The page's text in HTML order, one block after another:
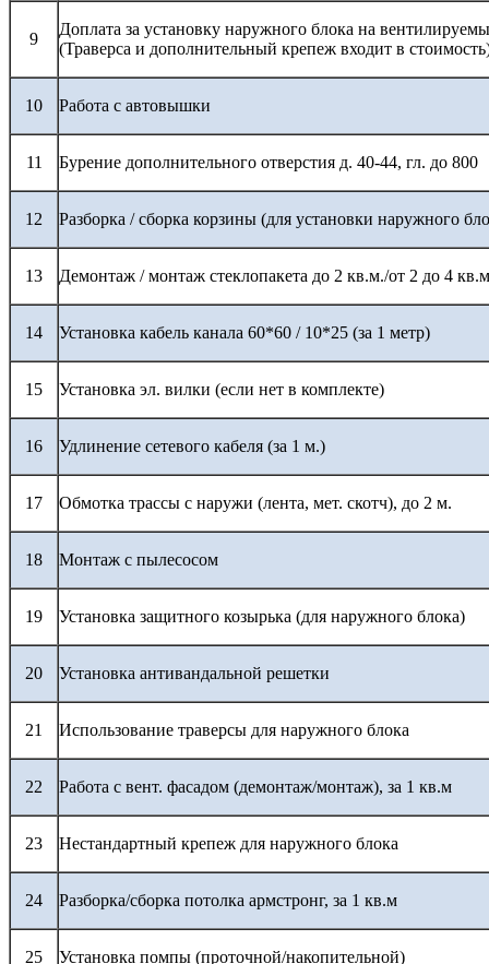
9
Доплата за установку наружного блока на
(Траверса и дополнительный крепеж входит в
10 Работа с автовышки
11 Бурение дополнительного отверстия д. 40-44, гл. до 800
12 Разборка / сборка корзины (для установки наружного
13 Демонтаж / монтаж стеклопакета до 2 кв.м./от 2 до 4
14 Установка кабель канала 60*60 / 10*25 (за 1 метр)
15 Установка эл. вилки (если нет в комплекте)
16 Удлинение сетевого кабеля (за 1 м.)
17 Обмотка трассы с наружи (лента, мет. скотч), до 2 м.
18 Монтаж с пылесосом
19 Установка защитного козырька (для наружного блока)
20 Установка антивандальной решетки
21 Использование траверсы для наружного блока
22 Работа с вент. фасадом (демонтаж/монтаж), за 1 кв.м
23 Нестандартный крепеж для наружного блока
24 Разборка/сборка потолка армстронг, за 1 кв.м
25 Установка помпы (проточной/накопительной)